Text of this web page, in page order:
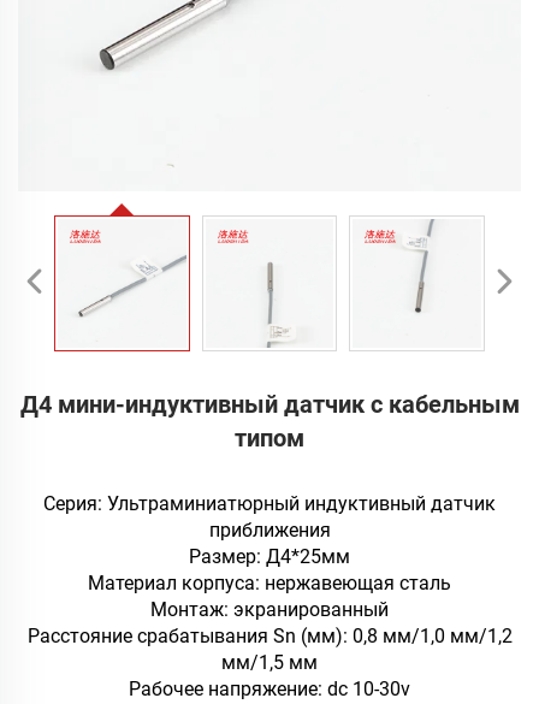
Д4 мини-индуктивный датчик с кабельным
типом
Серия: Ультраминиатюрный индуктивный датчик
приближения
Размер: Д4*25мм
Материал корпуса: нержавеющая сталь
Монтаж: экранированный
Расстояние срабатывания Sn (мм): 0,8 мм/1,0 мм/1,2
мм/1,5 мм
Рабочее напряжение: dc 10-30v